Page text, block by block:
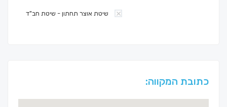
שיטת אוצר תחתון - שיטת חב"ד
כתובת המקווה: